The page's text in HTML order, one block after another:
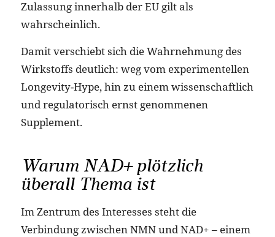
Zulassung innerhalb der EU gilt als
wahrscheinlich.
Damit verschiebt sich die Wahrnehmung des
Wirkstoffs deutlich: weg vom experimentellen
Longevity-Hype, hin zu einem wissenschaftlich
und regulatorisch ernst genommenen
Supplement.
Warum NAD+ plötzlich
überall Thema ist
Im Zentrum des Interesses steht die
Verbindung zwischen NMN und NAD+ – einem